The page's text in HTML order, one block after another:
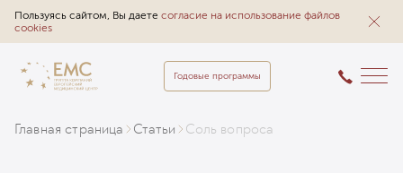
Пользуясь сайтом, Вы даете согласие на использование файлов
cookies
Годовые программы
Главная страница Статьи Соль вопроса